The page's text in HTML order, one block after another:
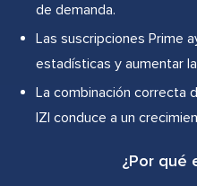
de demanda.
Las suscripciones Prime
estadísticas y aumentar
La combinación correcta
IZI conduce a un
¿Por qué